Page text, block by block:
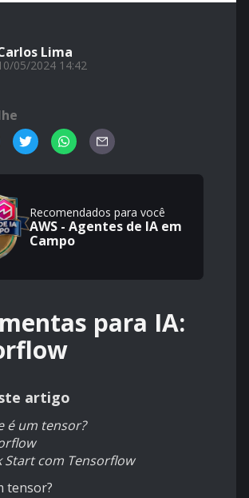
Lima
05/2024 14:42
Recomendados para você
AWS - Agentes de IA em
Campo
para IA:
artigo
é um tensor?
Start com Tensorflow
tensor?